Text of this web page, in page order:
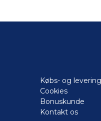
Købs- og
Cookies
Bonuskunde
Kontakt os